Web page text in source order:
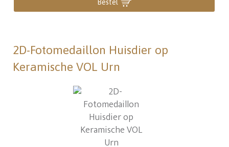
Bestel
2D-Fotomedaillon Huisdier op
Keramische VOL Urn